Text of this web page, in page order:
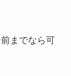
までなら可